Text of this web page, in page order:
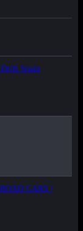
Spain
CARS |